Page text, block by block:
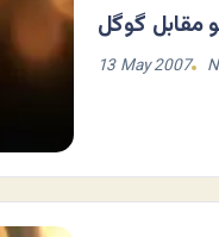
مقابل گوگل
13 May 2007